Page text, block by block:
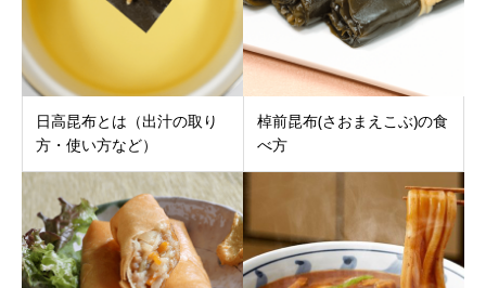
日高昆布とは（出汁の取り
方・使い方など）
棹前昆布(さおまえこぶ)の食
べ方